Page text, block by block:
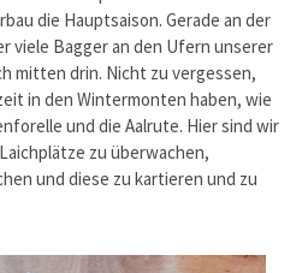
die Hauptsaison. Gerade an der
viele Bagger an den Ufern unserer
mitten drin. Nicht zu vergessen,
in den Wintermonten haben, wie
und die Aalrute. Hier sind wir
zu überwachen,
und diese zu kartieren und zu